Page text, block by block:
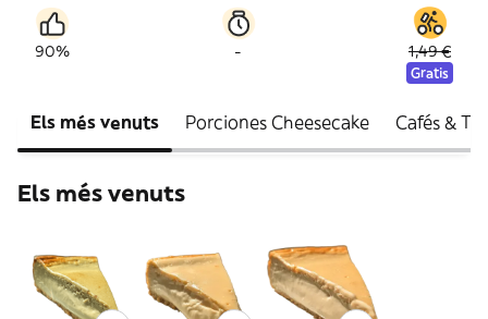
90% - 1,49 €
Gratis
Els més venuts Porciones Cheesecake Cafés & Tés
Els més venuts